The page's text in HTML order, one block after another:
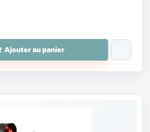
Ajouter au panier